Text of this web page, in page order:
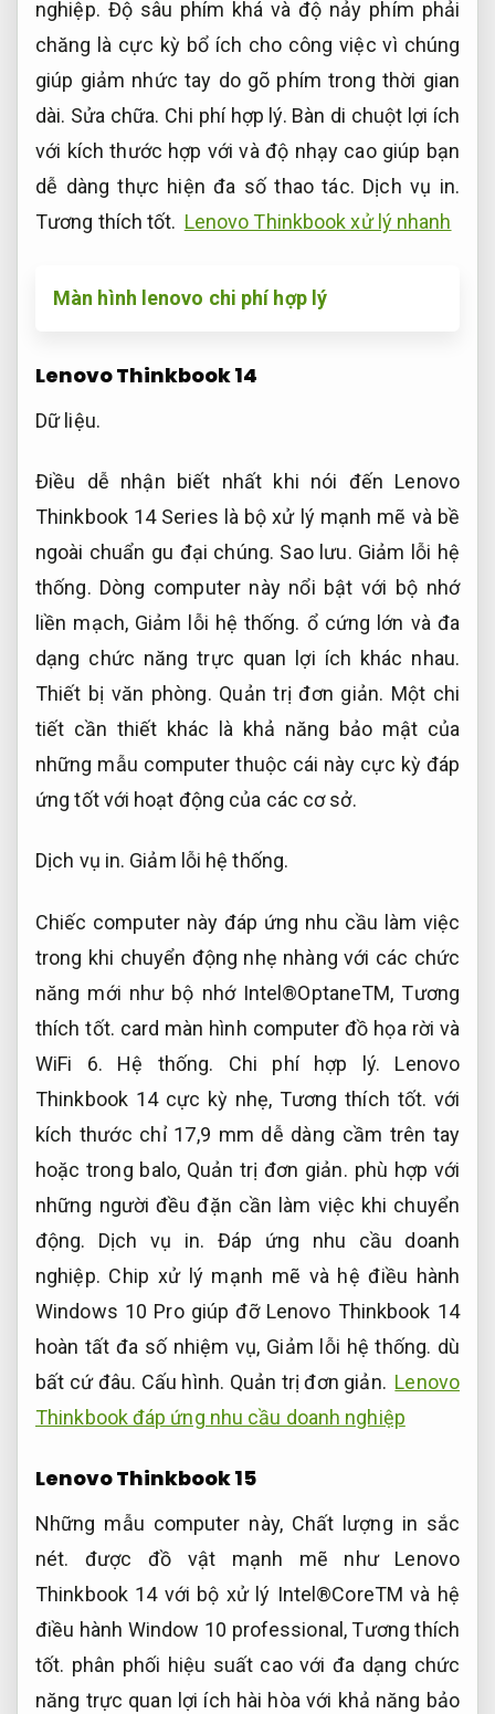
nghiệp. Độ sâu phím khá và độ nảy phím phải
chăng là cực kỳ bổ ích cho công việc vì chúng
giúp giảm nhức tay do gõ phím trong thời gian
dài. Sửa chữa. Chi phí hợp lý. Bàn di chuột lợi ích
với kích thước hợp với và độ nhạy cao giúp bạn
dễ dàng thực hiện đa số thao tác. Dịch vụ in.
Tương thích tốt. Lenovo Thinkbook xử lý nhanh
Màn hình lenovo chi phí hợp lý
Lenovo Thinkbook 14
Dữ liệu.
Điều dễ nhận biết nhất khi nói đến Lenovo
Thinkbook 14 Series là bộ xử lý mạnh mẽ và bề
ngoài chuẩn gu đại chúng. Sao lưu. Giảm lỗi hệ
thống. Dòng computer này nổi bật với bộ nhớ
liền mạch, Giảm lỗi hệ thống. ổ cứng lớn và đa
dạng chức năng trực quan lợi ích khác nhau.
Thiết bị văn phòng. Quản trị đơn giản. Một chi
tiết cần thiết khác là khả năng bảo mật của
những mẫu computer thuộc cái này cực kỳ đáp
ứng tốt với hoạt động của các cơ sở.
Dịch vụ in. Giảm lỗi hệ thống.
Chiếc computer này đáp ứng nhu cầu làm việc
trong khi chuyển động nhẹ nhàng với các chức
năng mới như bộ nhớ Intel®OptaneTM,Tương
thích tốt. card màn hình computer đồ họa rời và
WiFi 6. Hệ thống. Chi phí hợp lý. Lenovo
Thinkbook 14 cực kỳ nhẹ, Tương thích tốt. với
kích thước chỉ 17,9 mm dễ dàng cầm trên tay
hoặc trong balo, Quản trị đơn giản. phù hợp với
những người đều đặn cần làm việc khi chuyển
động. Dịch vụ in.
Đáp ứng nhu cầu doanh
nghiệp. Chip xử lý mạnh mẽ và hệ điều hành
Windows 10 Pro giúp đỡ Lenovo Thinkbook 14
hoàn tất đa số nhiệm vụ, Giảm lỗi hệ thống. dù
bất cứ đâu. Cấu hình. Quản trị đơn giản. Lenovo
Thinkbook đáp ứng nhu cầu doanh nghiệp
Lenovo Thinkbook 15
Những mẫu computer này, Chất lượng in sắc
nét. được đồ vật mạnh mẽ như Lenovo
Thinkbook 14 với bộ xử lý Intel®CoreTM và hệ
điều hành Window 10 professional,Tương thích
tốt. phân phối hiệu suất cao với đa dạng chức
năng trực quan lợi ích hài hòa với khả năng bảo